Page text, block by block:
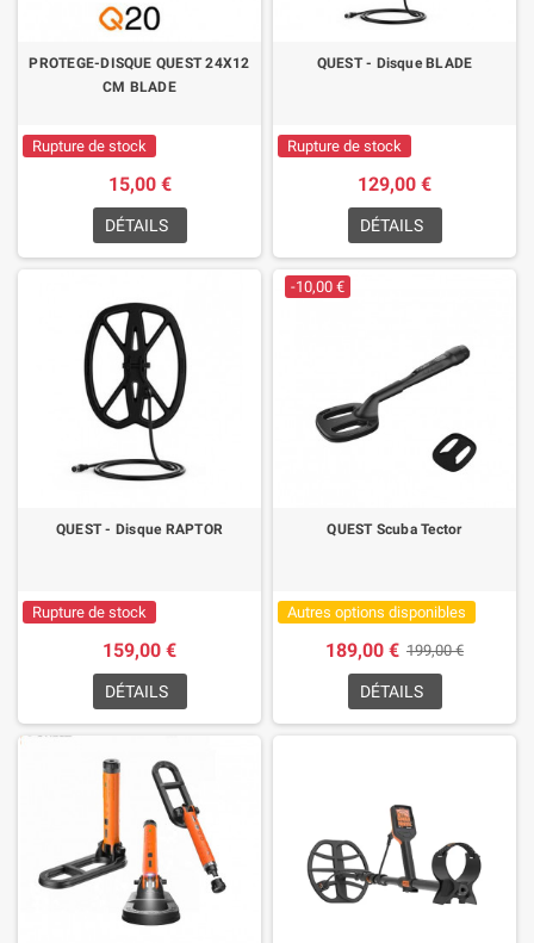
PROTEGE-DISQUE QUEST 24X12
CM BLADE
Rupture de stock
15,00 €
DÉTAILS
QUEST - Disque BLADE
Rupture de stock
129,00 €
DÉTAILS
QUEST - Disque RAPTOR
Rupture de stock
159,00 €
DÉTAILS
-10,00 €
QUEST Scuba Tector
Autres options disponibles
189,00 € 199,00 €
DÉTAILS